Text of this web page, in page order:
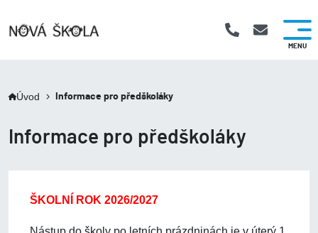
Úvod Informace pro předškoláky
Informace pro předškoláky
ŠKOLNÍ ROK 2026/2027